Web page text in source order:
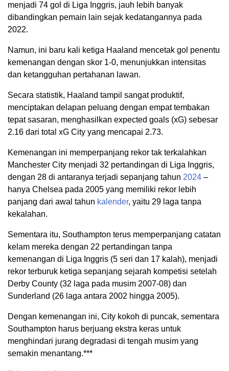
menjadi 74 gol di Liga Inggris, jauh lebih banyak
dibandingkan pemain lain sejak kedatangannya pada
2022.
Namun, ini baru kali ketiga Haaland mencetak gol penentu
kemenangan dengan skor 1-0, menunjukkan intensitas
dan ketangguhan pertahanan lawan.
Secara statistik, Haaland tampil sangat produktif,
menciptakan delapan peluang dengan empat tembakan
tepat sasaran, menghasilkan expected goals (xG) sebesar
2.16 dari total xG City yang mencapai 2.73.
Kemenangan ini memperpanjang rekor tak terkalahkan
Manchester City menjadi 32 pertandingan di Liga Inggris,
dengan 28 di antaranya terjadi sepanjang tahun 2024 –
hanya Chelsea pada 2005 yang memiliki rekor lebih
panjang dari awal tahun kalender, yaitu 29 laga tanpa
kekalahan.
Sementara itu, Southampton terus memperpanjang catatan
kelam mereka dengan 22 pertandingan tanpa
kemenangan di Liga Inggris (5 seri dan 17 kalah), menjadi
rekor terburuk ketiga sepanjang sejarah kompetisi setelah
Derby County (32 laga pada musim 2007-08) dan
Sunderland (26 laga antara 2002 hingga 2005).
Dengan kemenangan ini, City kokoh di puncak, sementara
Southampton harus berjuang ekstra keras untuk
menghindari jurang degradasi di tengah musim yang
semakin menantang.***